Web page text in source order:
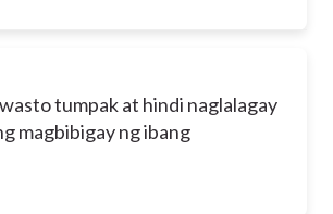
tumpak at hindi naglalagay
magbibigay ng ibang